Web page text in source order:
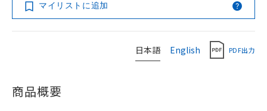
マイリストに追加
日本語 English PDF出力
商品概要